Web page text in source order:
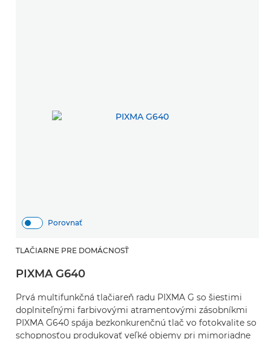
Porovnať
TLAČIARNE PRE DOMÁCNOSŤ
PIXMA G640
Prvá multifunkčná tlačiareň radu PIXMA G so šiestimi
doplniteľnými farbivovými atramentovými zásobníkmi
PIXMA G640 spája bezkonkurenčnú tlač vo fotokvalite so
schopnosťou produkovať veľké objemy pri mimoriadne